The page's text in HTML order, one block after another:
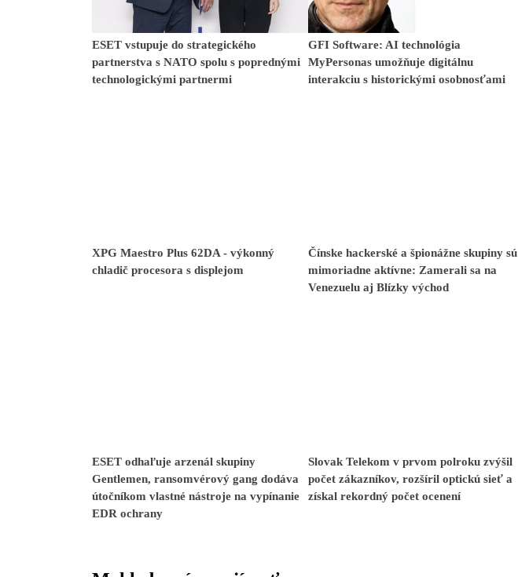
ESET vstupuje do strategického
partnerstva s NATO spolu s poprednými
technologickými partnermi
GFI Software: AI technológia
MyPersonas umožňuje digitálnu
interakciu s historickými osobnosťami
XPG Maestro Plus 62DA - výkonný
chladič procesora s displejom
Čínske hackerské a špionážne skupiny sú
mimoriadne aktívne: Zamerali sa na
Venezuelu aj Blízky východ
ESET odhaľuje arzenál skupiny
Gentlemen, ransomvérový gang dodáva
útočníkom vlastné nástroje na vypínanie
EDR ochrany
Slovak Telekom v prvom polroku zvýšil
počet zákazníkov, rozšíril optickú sieť a
získal rekordný počet ocenení